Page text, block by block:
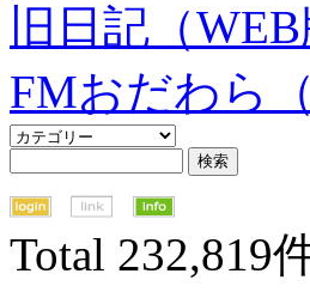
旧日記（WEB
FMおだわら
Total 232,819